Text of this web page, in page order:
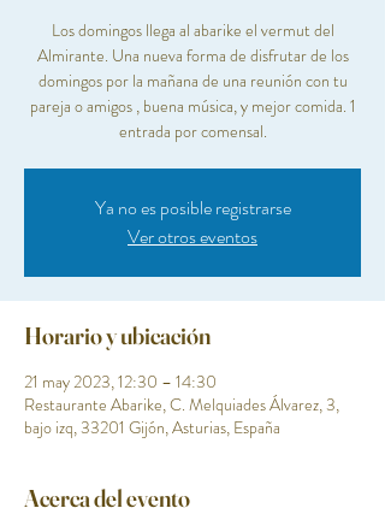
Los domingos llega al abarike el vermut del
Almirante. Una nueva forma de disfrutar de los
domingos por la mañana de una reunión con tu
pareja o amigos , buena música, y mejor comida. 1
entrada por comensal.
Ya no es posible registrarse
Ver otros eventos
Horario y ubicación
21 may 2023, 12:30 – 14:30
Restaurante Abarike, C. Melquiades Álvarez, 3,
bajo izq, 33201 Gijón, Asturias, España
Acerca del evento